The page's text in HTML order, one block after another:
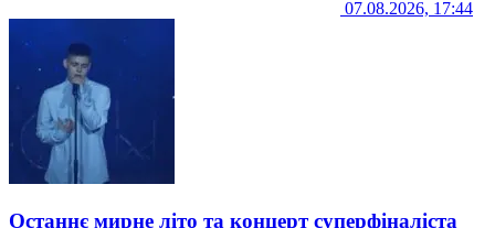
07.08.2026, 17:44
Останнє мирне літо та концерт суперфіналіста